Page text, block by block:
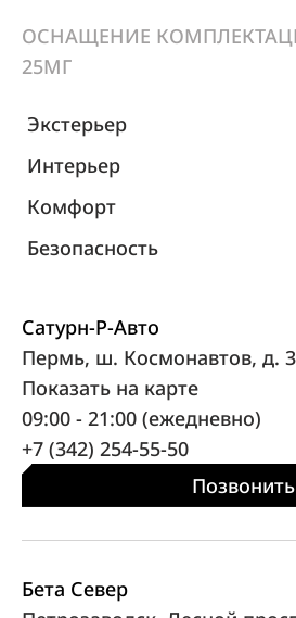
ОСНАЩЕНИЕ
25МГ
Экстерьер
Интерьер
Комфорт
Безопасность
Сатурн-Р-Авто
Пермь, ш. Космонавтов, д.
Показать на карте
09:00 - 21:00 (ежедневно)
+7 (342) 254-55-50
Позвонить
Бета Север